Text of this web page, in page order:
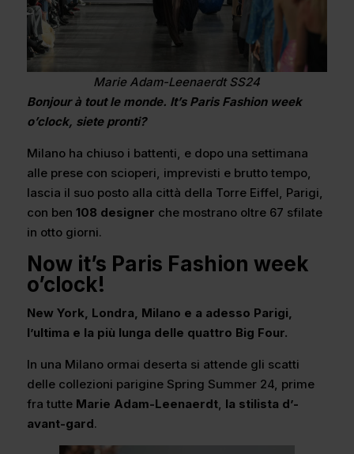
Marie Adam-Leenaerdt SS24
Bonjour à tout le monde. It’s Paris Fashion week
o’clock, siete pronti?
Milano ha chiuso i battenti, e dopo una settimana
alle prese con scioperi, imprevisti e brutto tempo,
lascia il suo posto alla città della Torre Eiffel, Parigi,
con ben 108 designer che mostrano oltre 67 sfilate
in otto giorni.
Now it’s Paris Fashion week
o’clock!
New York, Londra, Milano e a adesso Parigi,
l’ultima e la più lunga delle quattro Big Four.
In una Milano ormai deserta si attende gli scatti
delle collezioni parigine Spring Summer 24, prime
fra tutte Marie Adam-Leenaerdt, la stilista d’-
avant-gard.